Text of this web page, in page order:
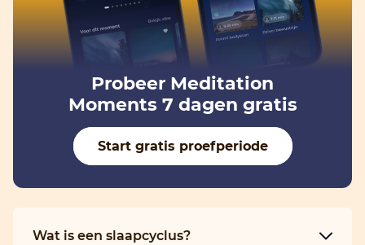
Probeer Meditation
Moments 7 dagen gratis
Start gratis proefperiode
Wat is een slaapcyclus?